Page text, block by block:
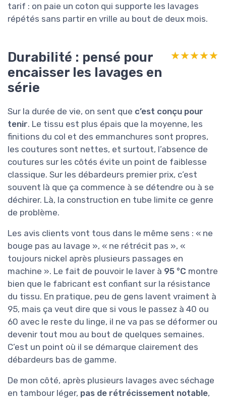
tarif : on paie un coton qui supporte les lavages
répétés sans partir en vrille au bout de deux mois.
Durabilité : pensé pour
encaisser les lavages en
série
★★★★★
★★★★★
Sur la durée de vie, on sent que c’est conçu pour
tenir. Le tissu est plus épais que la moyenne, les
finitions du col et des emmanchures sont propres,
les coutures sont nettes, et surtout, l’absence de
coutures sur les côtés évite un point de faiblesse
classique. Sur les débardeurs premier prix, c’est
souvent là que ça commence à se détendre ou à se
déchirer. Là, la construction en tube limite ce genre
de problème.
Les avis clients vont tous dans le même sens : « ne
bouge pas au lavage », « ne rétrécit pas », «
toujours nickel après plusieurs passages en
machine ». Le fait de pouvoir le laver à 95 °C montre
bien que le fabricant est confiant sur la résistance
du tissu. En pratique, peu de gens lavent vraiment à
95, mais ça veut dire que si vous le passez à 40 ou
60 avec le reste du linge, il ne va pas se déformer ou
devenir tout mou au bout de quelques semaines.
C’est un point où il se démarque clairement des
débardeurs bas de gamme.
De mon côté, après plusieurs lavages avec séchage
en tambour léger, pas de rétrécissement notable,